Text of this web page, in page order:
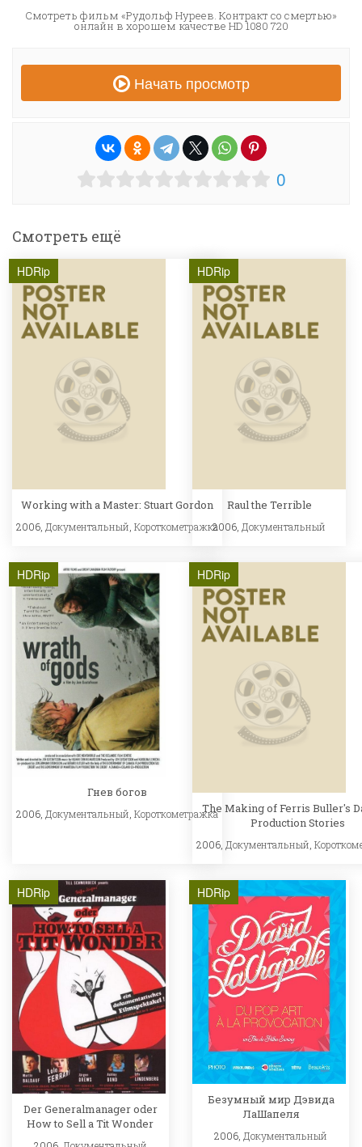
Смотреть фильм «Рудольф Нуреев. Контракт со смертью»
онлайн в хорошем качестве HD 1080 720
Начать просмотр
0
Смотреть ещё
HDRip
Working with a Master: Stuart Gordon
2006, Документальный, Короткометражка
HDRip
Raul the Terrible
2006,Документальный
HDRip
Гнев богов
2006, Документальный Короткометражка
HDRip
The Making of Ferris Buller's
Production Stories
2006, Документальный ,
HDRip
Der Generalmanager oder
How to Sell a Tit Wonder
HDRip
Безумный мир Дэвида
ЛаШапеля
2006,Документальный